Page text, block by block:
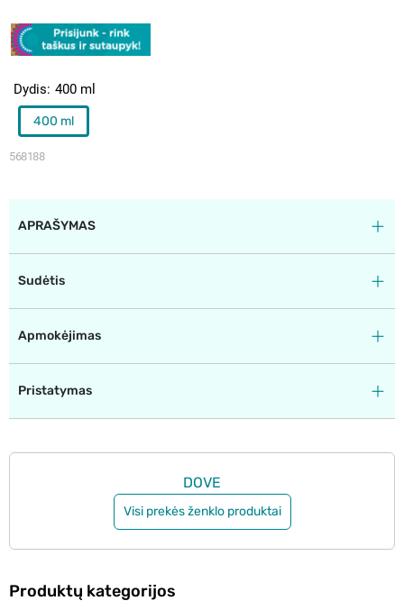
568188
Dydis 400 ml
400 ml
APRAŠYMAS
Sudėtis
Apmokėjimas
Pristatymas
DOVE
Visi prekės ženklo produktai
Produktų kategorijos